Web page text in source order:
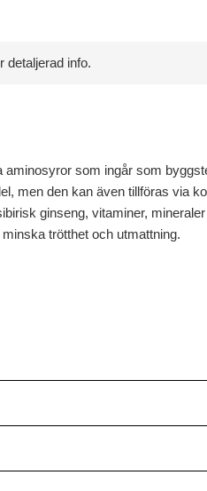
detaljerad info.
som ingår som
men den kan även tillföras via
ginseng, vitaminer,
trötthet och utmattning.